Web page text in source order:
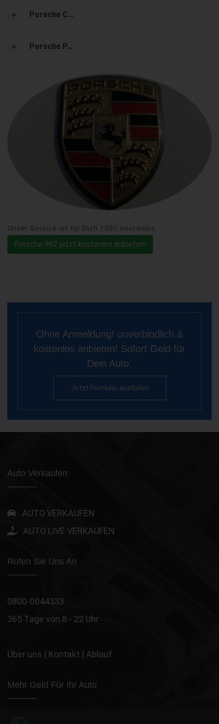
Porsche C...
Porsche P...
Porsche 962 jetzt kostenlos anbieten!
Ohne Anmeldung! unverbindlich &
kostenlos anbieten! Sofort Geld für
Dein Auto.
Jetzt Formular ausfüllen
Auto Verkaufen
AUTO VERKAUFEN
AUTO LIVE VERKAUFEN
Rufen Sie Uns An
0800-0044333
365 Tage von 8 - 22 Uhr
Über uns | Kontakt | Ablauf
Mehr Geld Für Ihr Auto